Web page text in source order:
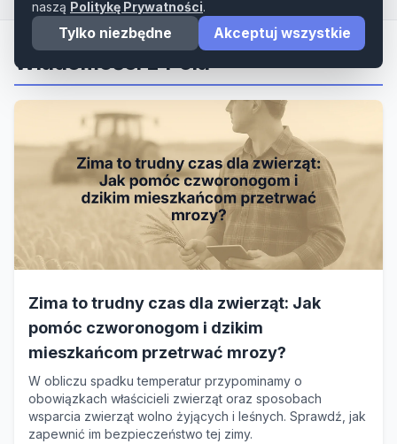
naszą Politykę Prywatności.
Tylko niezbędne Akceptuj wszystkie
Wiadomości z Pola
Zima to trudny czas dla zwierząt: Jak
pomóc czworonogom i dzikim
mieszkańcom przetrwać mrozy?
W obliczu spadku temperatur przypominamy o
obowiązkach właścicieli zwierząt oraz sposobach
wsparcia zwierząt wolno żyjących i leśnych. Sprawdź, jak
zapewnić im bezpieczeństwo tej zimy.